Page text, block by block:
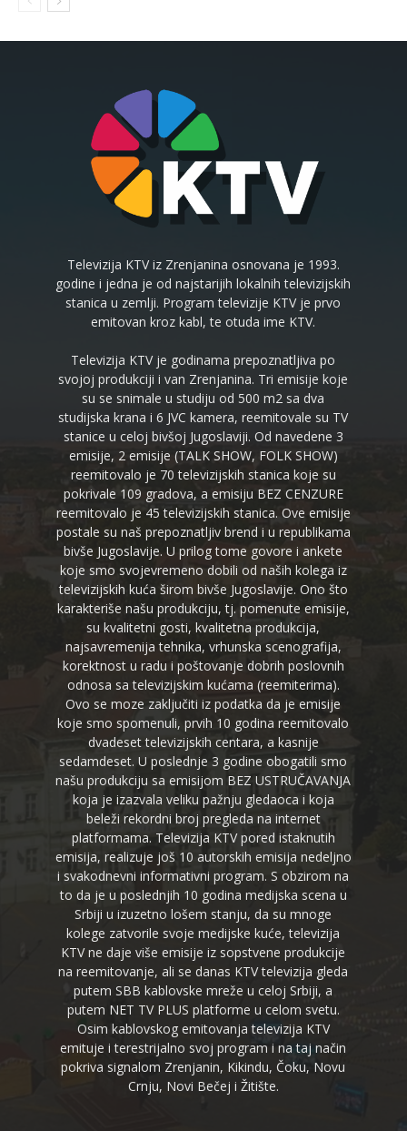
Televizija KTV iz Zrenjanina osnovana je 1993.
godine i jedna je od najstarijih lokalnih televizijskih
stanica u zemlji. Program televizije KTV je prvo
emitovan kroz kabl, te otuda ime KTV.
Televizija KTV je godinama prepoznatljiva po
svojoj produkciji i van Zrenjanina. Tri emisije koje
su se snimale u studiju od 500 m2 sa dva
studijska krana i 6 JVC kamera, reemitovale su TV
stanice u celoj bivšoj Jugoslaviji. Od navedene 3
emisije, 2 emisije (TALK SHOW, FOLK SHOW)
reemitovalo je 70 televizijskih stanica koje su
pokrivale 109 gradova, a emisiju BEZ CENZURE
reemitovalo je 45 televizijskih stanica. Ove emisije
postale su naš prepoznatljiv brend i u republikama
bivše Jugoslavije. U prilog tome govore i ankete
koje smo svojevremeno dobili od naših kolega iz
televizijskih kuća širom bivše Jugoslavije. Ono što
karakteriše našu produkciju, tj. pomenute emisije,
su kvalitetni gosti, kvalitetna produkcija,
najsavremenija tehnika, vrhunska scenografija,
korektnost u radu i poštovanje dobrih poslovnih
odnosa sa televizijskim kućama (reemiterima).
Ovo se moze zaključiti iz podatka da je emisije
koje smo spomenuli, prvih 10 godina reemitovalo
dvadeset televizijskih centara, a kasnije
sedamdeset. U poslednje 3 godine obogatili smo
našu produkciju sa emisijom BEZ USTRUČAVANJA
koja je izazvala veliku pažnju gledaoca i koja
beleži rekordni broj pregleda na internet
platformama. Televizija KTV pored istaknutih
emisija, realizuje još 10 autorskih emisija nedeljno
i svakodnevni informativni program. S obzirom na
to da je u poslednjih 10 godina medijska scena u
Srbiji u izuzetno lošem stanju, da su mnoge
kolege zatvorile svoje medijske kuće, televizija
KTV ne daje više emisije iz sopstvene produkcije
na reemitovanje, ali se danas KTV televizija gleda
putem SBB kablovske mreže u celoj Srbiji, a
putem NET TV PLUS platforme u celom svetu.
Osim kablovskog emitovanja televizija KTV
emituje i terestrijalno svoj program i na taj način
pokriva signalom Zrenjanin, Kikindu, Čoku, Novu
Crnju, Novi Bečej i Žitište.